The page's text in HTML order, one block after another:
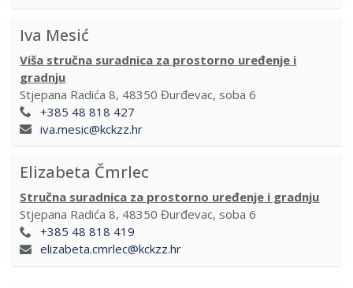
Iva Mesić
Viša stručna suradnica za prostorno uređenje i
gradnju
Stjepana Radića 8, 48350 Đurđevac, soba 6
+385 48 818 427
iva.mesic@kckzz.hr
Elizabeta Čmrlec
Stručna suradnica za prostorno uređenje i gradnju
Stjepana Radića 8, 48350 Đurđevac, soba 6
+385 48 818 419
elizabeta.cmrlec@kckzz.hr